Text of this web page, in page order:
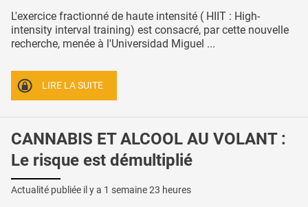
L'exercice fractionné de haute intensité ( HIIT : High-
intensity interval training) est consacré, par cette nouvelle
recherche, menée à l'Universidad Miguel ...
LIRE LA SUITE
CANNABIS ET ALCOOL AU VOLANT :
Le risque est démultiplié
Actualité publiée il y a 1 semaine 23 heures